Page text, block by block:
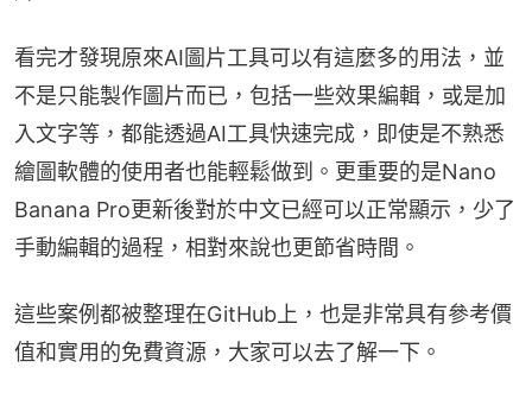
看完才發現原來AI圖片工具可以有這麼多的用法，並
不是只能製作圖片而已，包括一些效果編輯，或是加
入文字等，都能透過AI工具快速完成，即使是不熟悉
繪圖軟體的使用者也能輕鬆做到。更重要的是Nano
Banana Pro更新後對於中文已經可以正常顯示，少了
手動編輯的過程，相對來說也更節省時間。
這些案例都被整理在GitHub上，也是非常具有參考價
值和實用的免費資源，大家可以去了解一下。